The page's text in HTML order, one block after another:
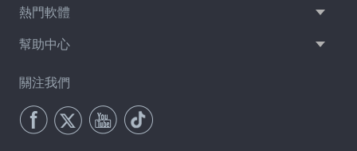
熱門軟體
幫助中心
關注我們